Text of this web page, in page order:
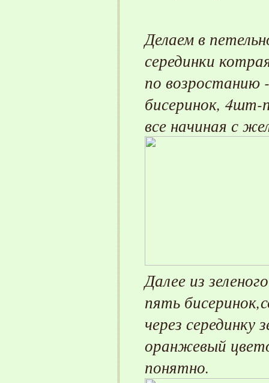
Делаем в
серединки
по возростанию
бисеринок, 4шт-
все начиная с
Далее из
пять
через серединку
оранжевый
понятно.